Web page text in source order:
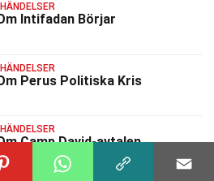
Intifadan Börjar
Perus Politiska Kris
Camp David-avtalen